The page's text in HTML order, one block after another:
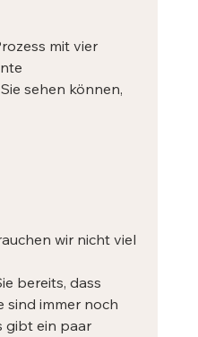
mit vier
sehen können,
wir nicht viel
bereits, dass
sind immer noch
gibt ein paar